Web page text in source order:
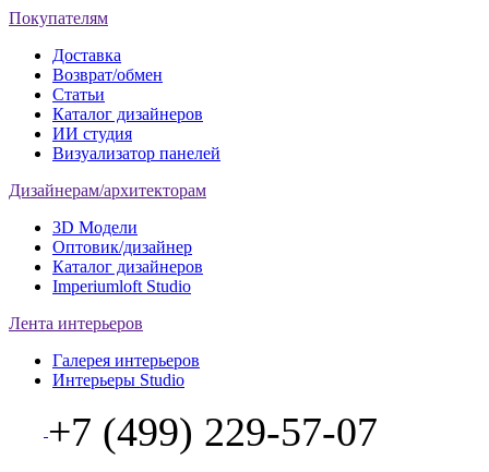
Покупателям
Доставка
Возврат/обмен
Статьи
Каталог дизайнеров
ИИ студия
Визуализатор панелей
Дизайнерам/архитекторам
3D Модели
Оптовик/дизайнер
Каталог дизайнеров
Imperiumloft Studio
Лента интерьеров
Галерея интерьеров
Интерьеры Studio
+7 (499) 229-57-07